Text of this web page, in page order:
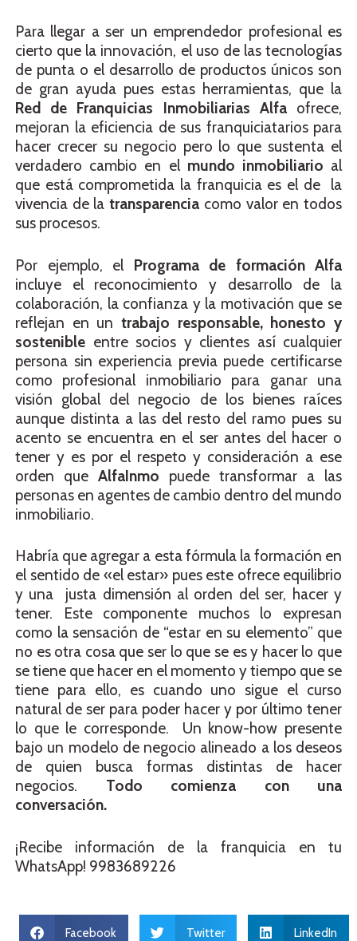
Para llegar a ser un emprendedor profesional es
cierto que la innovación, el uso de las tecnologías
de punta o el desarrollo de productos únicos son
de gran ayuda pues estas herramientas, que la
Red de Franquicias Inmobiliarias Alfaofrece,
mejoran la eficiencia de sus franquiciatarios para
hacer crecer su negocio pero lo que sustenta el
verdadero cambio en elmundo inmobiliario al
que está comprometida la franquicia es el de la
vivencia de latransparencia como valor en todos
sus procesos.
Por ejemplo, el Programa de formación Alfa
incluye el reconocimiento y desarrollo de la
colaboración, la confianza y la motivación que se
reflejan en un trabajo responsable, honesto y
sostenible entre socios y clientes así cualquier
persona sin experiencia previa puede certificarse
como profesional inmobiliario para ganar una
visión global del negocio de los bienes raíces
aunque distinta a las del resto del ramo pues su
acento se encuentra en el ser antes del hacer o
tener y es por el respeto y consideración a ese
orden que AlfaInmo puede transformar a las
personas en agentes de cambio dentro del mundo
inmobiliario.
Habría que agregar a esta fórmula la formación en
el sentido de «el estar» pues este ofrece equilibrio
y una justa dimensión al orden del ser, hacer y
tener. Este componente muchos lo expresan
como la sensación de “estar en su elemento” que
no es otra cosa que ser lo que se es y hacer lo que
se tiene que hacer en el momento y tiempo que se
tiene para ello, es cuando uno sigue el curso
natural de ser para poder hacer y por último tener
lo que le corresponde. Un know-how presente
bajo un modelo de negocio alineado a los deseos
de quien busca formas distintas de hacer
negocios. Todo comienza con una
conversación.
¡Recibe información de la franquicia en tu
WhatsApp! 9983689226
Facebook Twitter LinkedIn